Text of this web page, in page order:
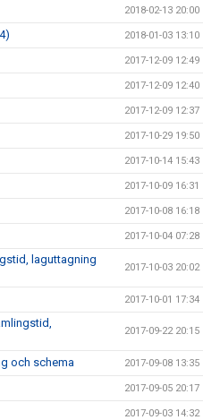
2018-02-13 20:00
2018-01-03 13:10
2017-12-09 12:49
2017-12-09 12:40
2017-12-09 12:37
2017-10-29 19:50
2017-10-14 15:43
2017-10-09 16:31
2017-10-08 16:18
2017-10-04 07:28
laguttagning
2017-10-03 20:02
2017-10-01 17:34
2017-09-22 20:15
och schema 2017-09-08 13:35
2017-09-05 20:17
2017-09-03 14:32